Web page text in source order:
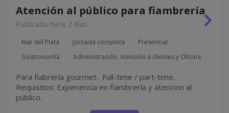
Atención al público para fiambrería
Publicado hace 2 días
Mar del Plata Jornada completa
Presencial
Gastronomía
Administración, Atención a clientes y Oficina
Para fiabrería gourmet. Full-time / part-time.
Requisitos: Experiencia en fiambrería y atencion al
público.